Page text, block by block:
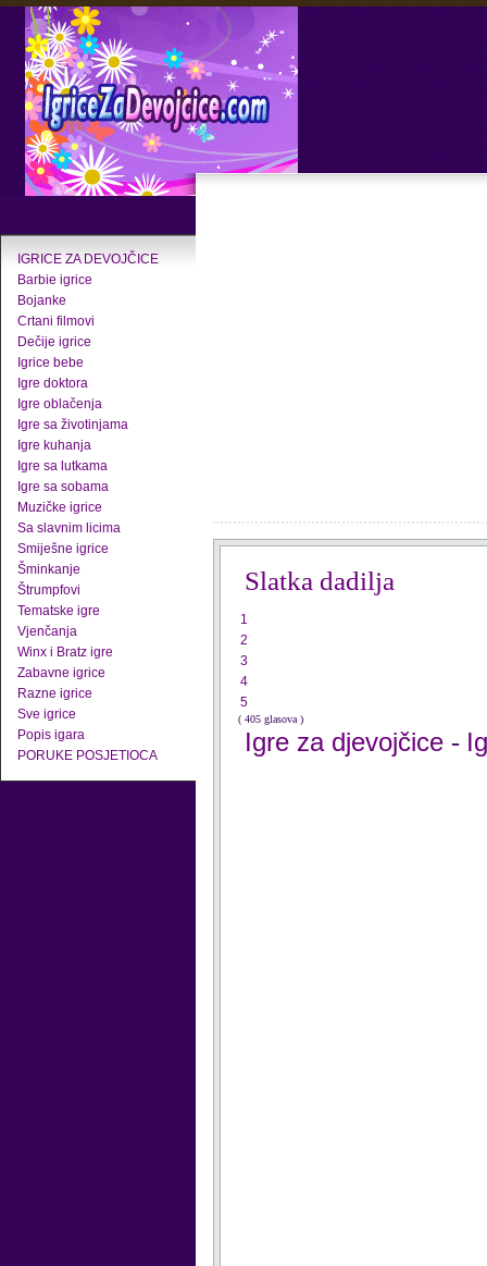
IGRICE ZA DEVOJČICE
Barbie igrice
Bojanke
Crtani filmovi
Dečije igrice
Igrice bebe
Igre doktora
Igre oblačenja
Igre sa životinjama
Igre kuhanja
Igre sa lutkama
Igre sa sobama
Muzičke igrice
Sa slavnim licima
Smiješne igrice
Šminkanje
Štrumpfovi
Tematske igre
Vjenčanja
Winx i Bratz igre
Zabavne igrice
Razne igrice
Sve igrice
Popis igara
PORUKE POSJETIOCA
Slatka dadilja
1
2
3
4
5
( 405 glasova )
Igre za djevojčice -